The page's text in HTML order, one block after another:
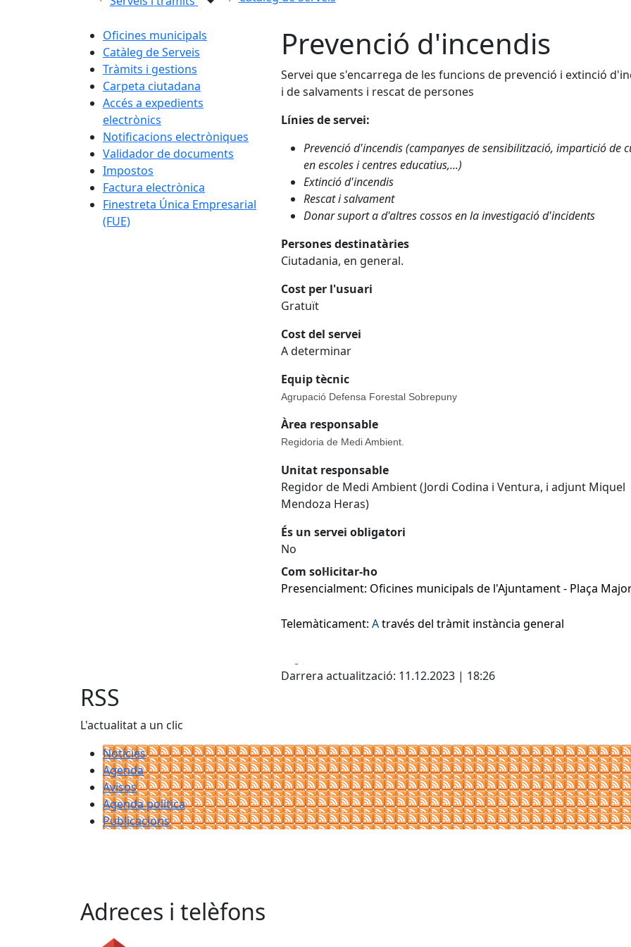
Oficines municipals
Catàleg de Serveis
Tràmits i gestions
Carpeta ciutadana
Accés a expedients
electrònics
Notificacions electròniques
Validador de documents
Impostos
Factura electrònica
Finestreta Única Empresarial
(FUE)
Prevenció d'incendis
Servei que s'encarrega de les funcions de prevenció i extinció
i de salvaments i rescat de persones
Línies de servei:
Prevenció d'incendis (campanyes de sensibilització, impartició de
en escoles i centres educatius,...)
Extinció d'incendis
Rescat i salvament
Donar suport a d'altres cossos en la investigació d'incidents
Persones destinatàries
Ciutadania, en general.
Cost per l'usuari
Gratuït
Cost del servei
A determinar
Equip tècnic
Agrupació Defensa Forestal Sobrepuny
Àrea responsable
Regidoria de Medi Ambient.
Unitat responsable
Regidor de Medi Ambient (Jordi Codina i Ventura, i adjunt Miquel
Mendoza Heras)
És un servei obligatori
No
Com sol·licitar-ho
Presencialment: Oficines municipals de l'Ajuntament - Plaça
Telemàticament: Através del tràmit instància general
Darrera actualització: 11.12.2023 | 18:26
RSS
L'actualitat a un clic
Notícies
Agenda
Avisos
Agenda política
Publicacions
Adreces i telèfons